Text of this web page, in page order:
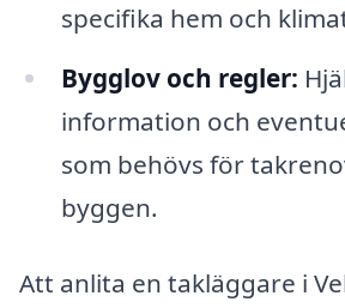
specifika hem och
Bygglov och regler:
information och
som behövs för
byggen.
Att anlita en takläggare i